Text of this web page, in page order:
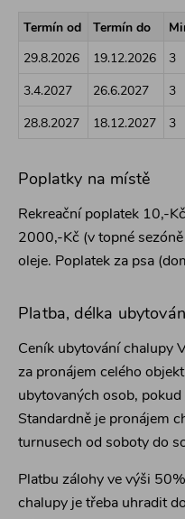
Termín od Termín do
29.8.2026 19.12.2026 3
3.4.2027 26.6.2027 3
28.8.2027 18.12.2027 3
Poplatky na místě
Rekreační poplatek 10,-
2000,-Kč (v topné
oleje. Poplatek za psa
Platba, délka
Ceník ubytování chalupy
za pronájem celého
ubytovaných osob,
Standardně je pronájem
turnusech od soboty do
Platbu zálohy ve výši
chalupy je třeba uhradit